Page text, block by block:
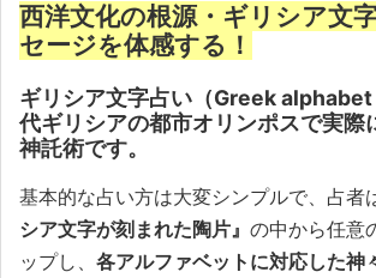
西洋文化の根源・ギリシア文
セージを体感する！
ギリシア文字占い（Greek
代ギリシアの都市オリンポスで実際
神託術です。
基本的な占い方は大変シンプルで、占者
シア文字が刻まれた陶片』 の中から任意
ップし、 各アルファベットに対応した神